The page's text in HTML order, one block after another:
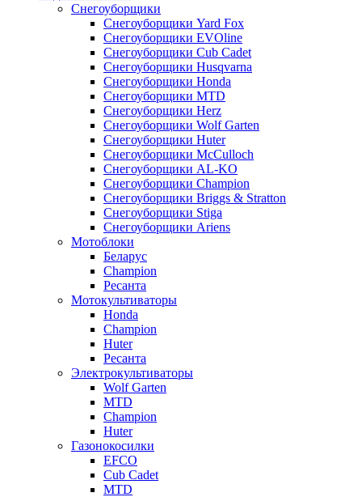
Снегоуборщики
Снегоуборщики Yard Fox
Снегоуборщики EVOline
Снегоуборщики Cub Cadet
Снегоуборщики Husqvarna
Снегоуборщики Honda
Снегоуборщики MTD
Снегоуборщики Herz
Снегоуборщики Wolf Garten
Снегоуборщики Huter
Снегоуборщики McCulloch
Снегоуборщики AL-KO
Снегоуборщики Champion
Снегоуборщики Briggs & Stratton
Снегоуборщики Stiga
Снегоуборщики Ariens
Мотоблоки
Беларус
Champion
Ресанта
Мотокультиваторы
Honda
Champion
Huter
Ресанта
Электрокультиваторы
Wolf Garten
MTD
Champion
Huter
Газонокосилки
EFCO
Cub Cadet
MTD